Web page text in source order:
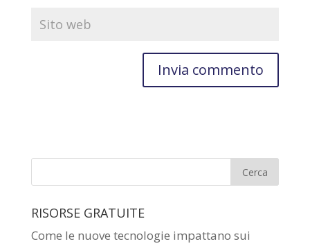
RISORSE GRATUITE
Come le nuove tecnologie impattano sui